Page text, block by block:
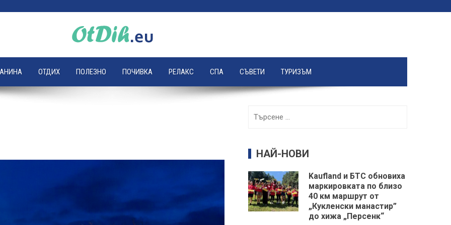
ОТДИХ ПОЛЕЗНО ПОЧИВКА РЕЛАКС СПА СЪВЕТИ ТУРИЗЪМ
НАЙ-НОВИ
Kaufland и БТС обновиха
маркировката по близо
40 км маршрут от
„Кукленски манастир”
до хижа „Персенк“